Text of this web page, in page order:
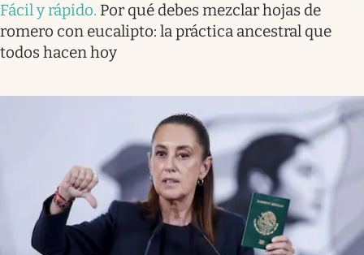
Fácil y rápido. Por qué debes mezclar hojas de
romero con eucalipto: la práctica ancestral que
todos hacen hoy